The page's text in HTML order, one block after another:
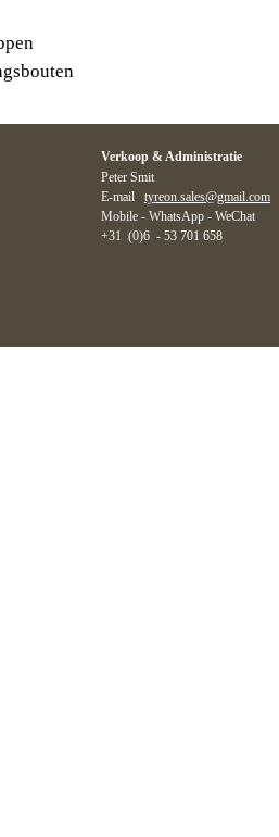
Verkoop & Administratie
Peter Smit
E-mail tyreon.sales@gmail.com
Mobile - WhatsApp - WeChat
+31 (0)6 - 53 701 658